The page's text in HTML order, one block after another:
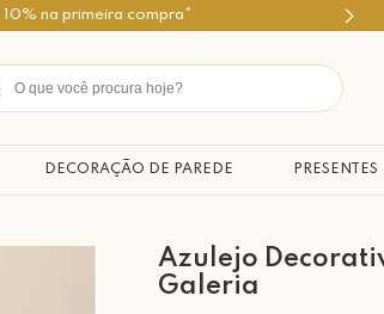
Use o cupom PRIMEIROMIMO
DECORAÇÃO DE PAREDE PRESENTES
Azulejo
Galeria